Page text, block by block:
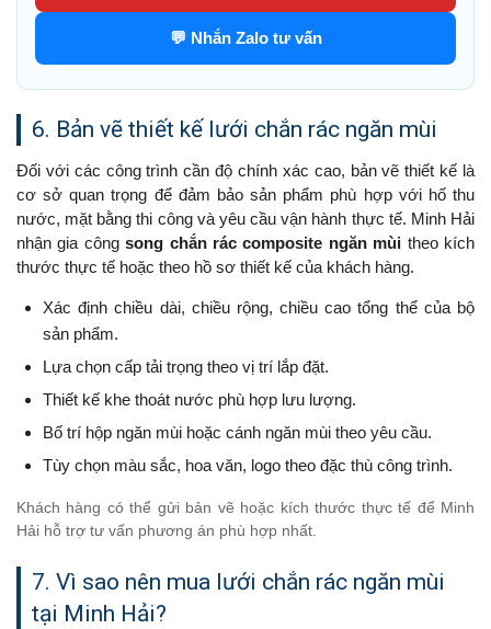
💬 Nhắn Zalo tư vấn
6. Bản vẽ thiết kế lưới chắn rác ngăn mùi
Đối với các công trình cần độ chính xác cao, bản vẽ thiết kế là
cơ sở quan trọng để đảm bảo sản phẩm phù hợp với hố thu
nước, mặt bằng thi công và yêu cầu vận hành thực tế. Minh Hải
nhận gia côngsong chắn rác composite ngăn mùi theo kích
thước thực tế hoặc theo hồ sơ thiết kế của khách hàng.
Xác định chiều dài, chiều rộng, chiều cao tổng thể của bộ
sản phẩm.
Lựa chọn cấp tải trọng theo vị trí lắp đặt.
Thiết kế khe thoát nước phù hợp lưu lượng.
Bố trí hộp ngăn mùi hoặc cánh ngăn mùi theo yêu cầu.
Tùy chọn màu sắc, hoa văn, logo theo đặc thù công trình.
Khách hàng có thể gửi bản vẽ hoặc kích thước thực tế để Minh
Hải hỗ trợ tư vấn phương án phù hợp nhất.
7. Vì sao nên mua lưới chắn rác ngăn mùi
tại Minh Hải?